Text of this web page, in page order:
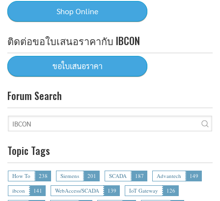
ติดต่อขอใบเสนอราคากับ IBCON
Forum Search
Topic Tags
How To 238 Siemens 201 SCADA 187 Advantech
149
ibcon
141 WebAccess/SCADA 139 IoT Gateway
126